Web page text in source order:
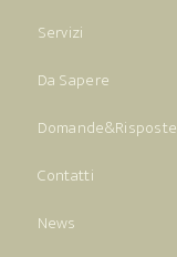
Servizi
Da Sapere
Domande&Risposte
Contatti
News